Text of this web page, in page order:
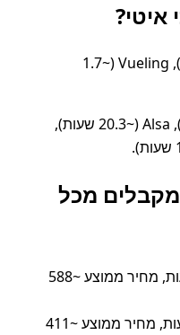
איטי?
Vueling (~1.7 שעות), Vueling (~1.7
FlixBus (~26.6 שעות), Alsa (~20.3 שעות),
מכל
טיסה: זמן ממוצע 2.7 שעות, מחיר ממוצע ~588
רכבת: זמן ממוצע 6.2 שעות, מחיר ממוצע ~411